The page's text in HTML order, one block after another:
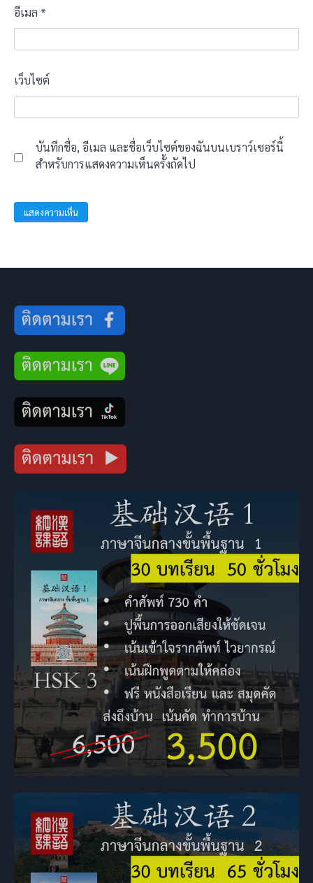
อีเมล *
เว็บไซต์
บันทึกชื่อ, อีเมล และชื่อเว็บไซต์ของฉันบนเบราว์เซอร์นี้
สำหรับการแสดงความเห็นครั้งถัดไป